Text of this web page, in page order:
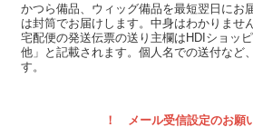
かつら備品、ウィッグ備品を最短翌日にお
は封筒でお届けします。中身はわかりませ
宅配便の発送伝票の送り主欄はHDIショッ
他」と記載されます。個人名での送付など、
す。
！ メール受信設定のお願